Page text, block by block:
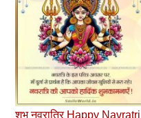
शुभ नवरात्रि Happy Navratri